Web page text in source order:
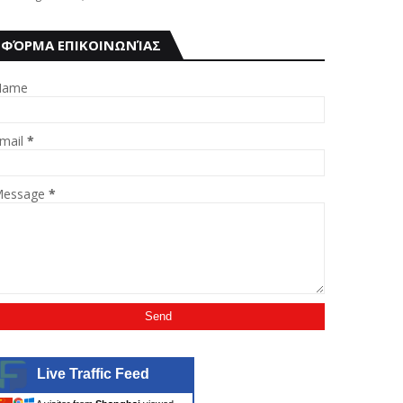
ΦΌΡΜΑ ΕΠΙΚΟΙΝΩΝΊΑΣ
*
*
Live Traffic Feed